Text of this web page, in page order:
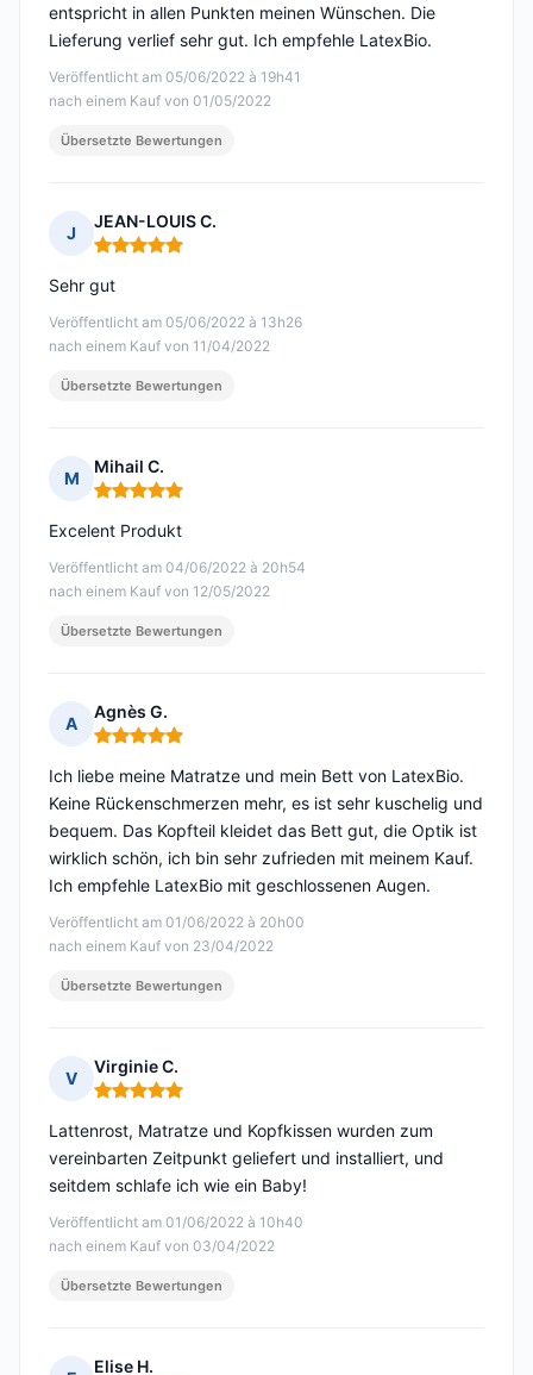
Veröffentlicht am 05/06/2022 à 19h41
nach einem Kauf von 01/05/2022
entspricht in allen Punkten meinen Wünschen. Die
Lieferung verlief sehr gut. Ich empfehle LatexBio.
Übersetzte Bewertungen
J
JEAN-LOUIS C.
Hinweis: 5 von 5
Veröffentlicht am 05/06/2022 à 13h26
nach einem Kauf von 11/04/2022
Sehr gut
Übersetzte Bewertungen
M
Mihail C.
Hinweis: 5 von 5
Veröffentlicht am 04/06/2022 à 20h54
nach einem Kauf von 12/05/2022
Excelent Produkt
Übersetzte Bewertungen
A
Agnès G.
Hinweis: 5 von 5
Veröffentlicht am 01/06/2022 à 20h00
nach einem Kauf von 23/04/2022
Ich liebe meine Matratze und mein Bett von LatexBio.
Keine Rückenschmerzen mehr, es ist sehr kuschelig und
bequem. Das Kopfteil kleidet das Bett gut, die Optik ist
wirklich schön, ich bin sehr zufrieden mit meinem Kauf.
Ich empfehle LatexBio mit geschlossenen Augen.
Übersetzte Bewertungen
V
Virginie C.
Hinweis: 5 von 5
Veröffentlicht am 01/06/2022 à 10h40
nach einem Kauf von 03/04/2022
Lattenrost, Matratze und Kopfkissen wurden zum
vereinbarten Zeitpunkt geliefert und installiert, und
seitdem schlafe ich wie ein Baby!
Übersetzte Bewertungen
Elise H.